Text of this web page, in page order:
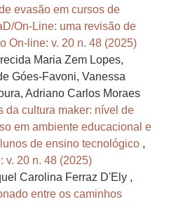
evasão em cursos de
On-Line: uma revisão de
On-line: v. 20 n. 48 (2025)
Maria Zem Lopes,
Góes-Favoni, Vanessa
Adriano Carlos Moraes
da cultura maker: nível de
em ambiente educacional e
de ensino tecnológico ,
v. 20 n. 48 (2025)
Carolina Ferraz D'Ely ,
entre os caminhos